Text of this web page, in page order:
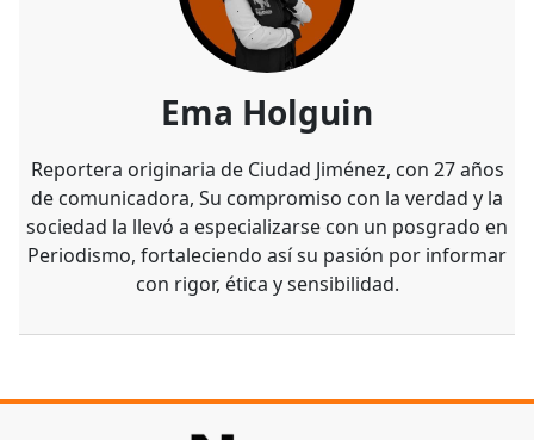
Ema Holguin
Reportera originaria de Ciudad Jiménez, con 27 años
de comunicadora, Su compromiso con la verdad y la
sociedad la llevó a especializarse con un posgrado en
Periodismo, fortaleciendo así su pasión por informar
con rigor, ética y sensibilidad.